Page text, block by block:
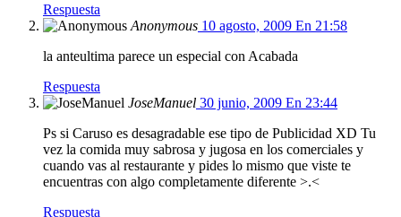
Respuesta
Anonymous 10 agosto, 2009 En 21:58
la anteultima parece un especial con Acabada
Respuesta
JoseManuel 30 junio, 2009 En 23:44
Ps si Caruso es desagradable ese tipo de Publicidad XD Tu
vez la comida muy sabrosa y jugosa en los comerciales y
cuando vas al restaurante y pides lo mismo que viste te
encuentras con algo completamente diferente >.<
Respuesta